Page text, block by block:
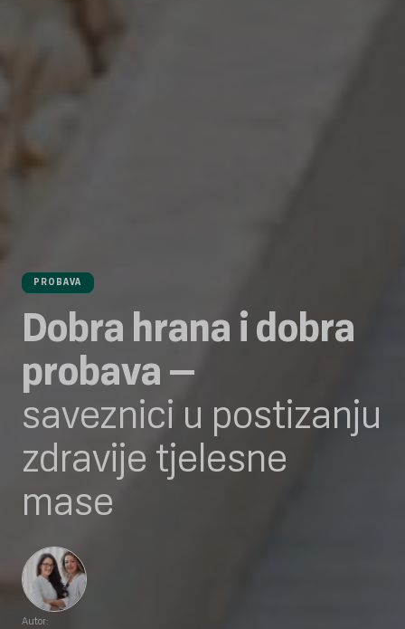
PROBAVA
Dobra hrana i dobra
probava –
saveznici u postizanju
zdravije tjelesne
mase
Autor: